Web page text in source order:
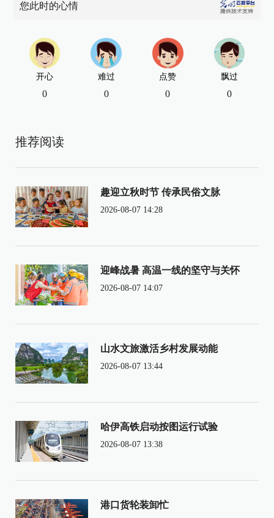
您此时的心情
开心
0
难过
0
点赞
0
飘过
0
推荐阅读
趣迎立秋时节 传承民俗文脉
2026-08-07 14:28
迎峰战暑 高温一线的坚守与关怀
2026-08-07 14:07
山水文旅激活乡村发展动能
2026-08-07 13:44
哈伊高铁启动按图运行试验
2026-08-07 13:38
港口货轮装卸忙